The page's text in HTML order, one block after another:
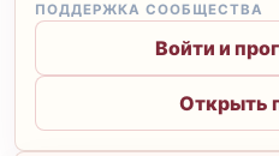
ПОДДЕРЖКА СООБЩЕСТВА
Войти и
Открыть